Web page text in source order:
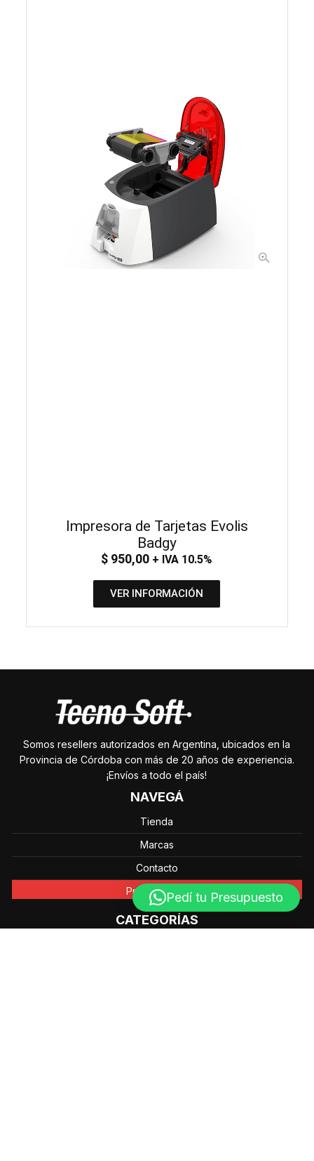
Impresora de Tarjetas Evolis
Badgy
$ 950,00 + IVA 10.5%
VER INFORMACIÓN
Somos resellers autorizados en Argentina, ubicados en la
Provincia de Córdoba con más de 20 años de experiencia.
¡Envíos a todo el país!
NAVEGÁ
Tienda
Marcas
Contacto
Promociones
CATEGORÍAS
Pedí tu Presupuesto